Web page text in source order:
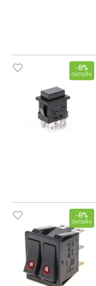
-8%
онлайн
-8%
онлайн